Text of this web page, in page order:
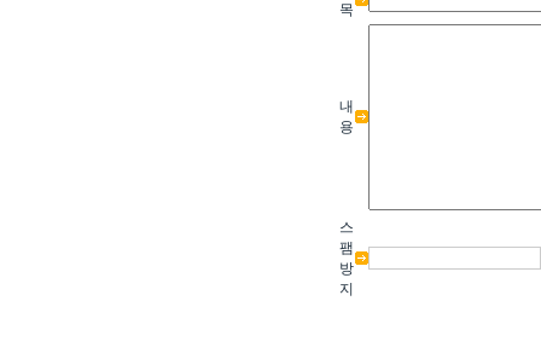
목
내
용
스
팸
방
지